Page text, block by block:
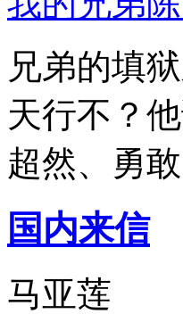
兄弟的填
天行不？
超然、勇
国内来信
马亚莲